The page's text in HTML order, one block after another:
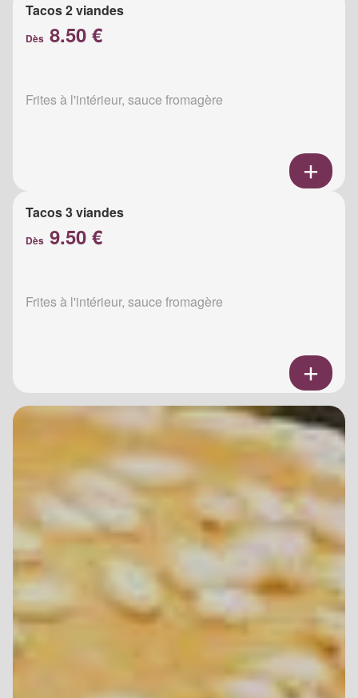
Tacos 2 viandes
Dès 8.50 €
Frites à l'intérieur, sauce fromagère
Tacos 3 viandes
Dès 9.50 €
Frites à l'intérieur, sauce fromagère